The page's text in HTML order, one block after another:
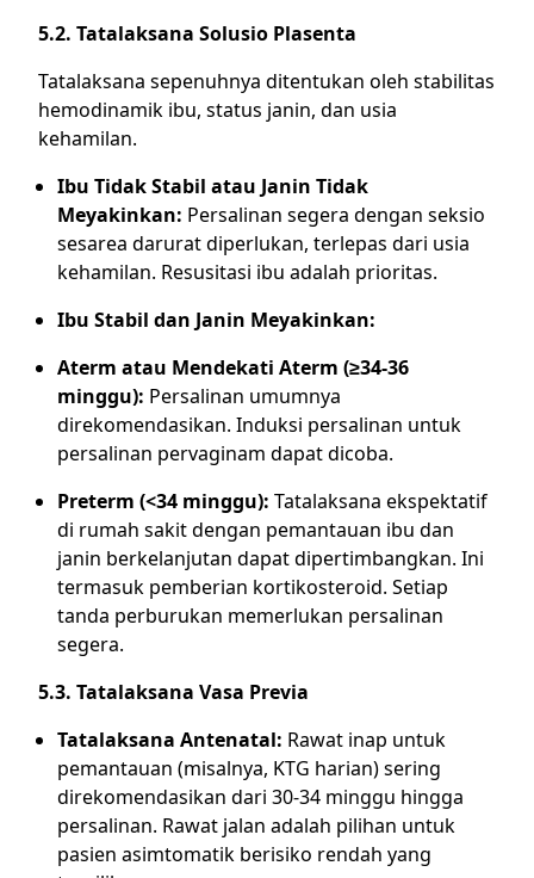
5.2. Tatalaksana Solusio Plasenta
Tatalaksana sepenuhnya ditentukan oleh stabilitas
hemodinamik ibu, status janin, dan usia
kehamilan.
Ibu Tidak Stabil atau Janin Tidak
Meyakinkan: Persalinan segera dengan seksio
sesarea darurat diperlukan, terlepas dari usia
kehamilan. Resusitasi ibu adalah prioritas.
Ibu Stabil dan Janin Meyakinkan:
Aterm atau Mendekati Aterm (≥34-36
minggu): Persalinan umumnya
direkomendasikan. Induksi persalinan untuk
persalinan pervaginam dapat dicoba.
Preterm (<34 minggu): Tatalaksana ekspektatif
di rumah sakit dengan pemantauan ibu dan
janin berkelanjutan dapat dipertimbangkan. Ini
termasuk pemberian kortikosteroid. Setiap
tanda perburukan memerlukan persalinan
segera.
5.3. Tatalaksana Vasa Previa
Tatalaksana Antenatal: Rawat inap untuk
pemantauan (misalnya, KTG harian) sering
direkomendasikan dari 30-34 minggu hingga
persalinan. Rawat jalan adalah pilihan untuk
pasien asimtomatik berisiko rendah yang